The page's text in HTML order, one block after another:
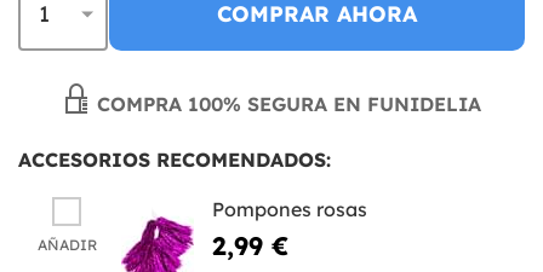
COMPRAR AHORA
COMPRA 100% SEGURA EN FUNIDELIA
ACCESORIOS RECOMENDADOS:
AÑADIR
Pompones rosas
2,99 €